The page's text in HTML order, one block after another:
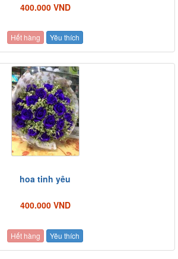
400.000 VND
Hết hàng Yêu thích
hoa tinh yêu
400.000 VND
Hết hàng Yêu thích